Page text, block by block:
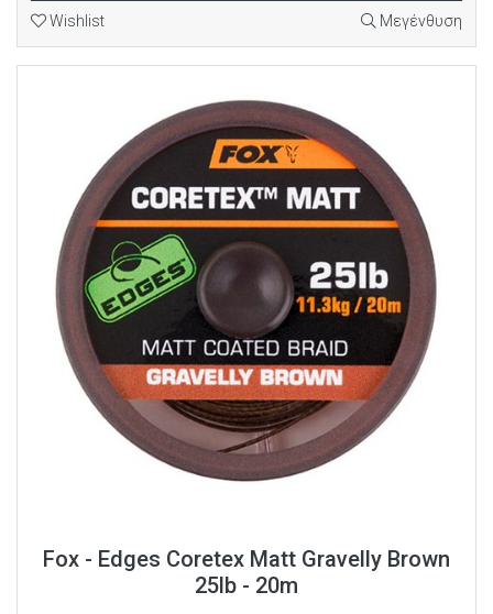
Wishlist Μεγένθυση
Fox - Edges Coretex Matt Gravelly Brown
25lb - 20m